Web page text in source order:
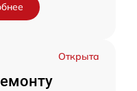
Открыта